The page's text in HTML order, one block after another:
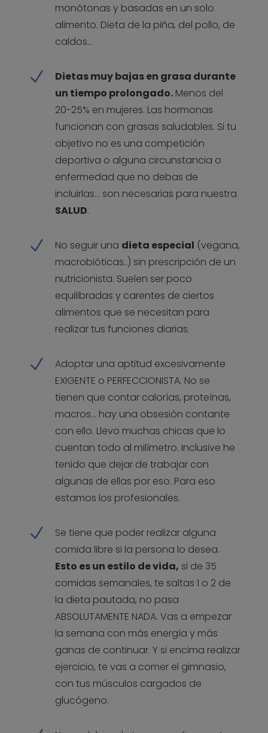
monótonas y basadas en un solo
alimento. Dieta de la piña, del pollo, de
caldos…
N
Dietas muy bajas en grasa durante
un tiempo prolongado.Menos del
20-25% en mujeres. Las hormonas
funcionan con grasas saludables. Si tu
objetivo no es una competición
deportiva o alguna circunstancia o
enfermedad que no debas de
incluirlas… son necesarias para nuestra
SALUD.
N No seguir una dieta especial (vegana,
macrobióticas..) sin prescripción de un
nutricionista. Suelen ser poco
equilibradas y carentes de ciertos
alimentos que se necesitan para
realizar tus funciones diarias.
N
Adoptar una aptitud excesivamente
EXIGENTE o PERFECCIONISTA. No se
tienen que contar calorías, proteínas,
macros… hay una obsesión contante
con ello. Llevo muchas chicas que lo
cuentan todo al milímetro. Inclusive he
tenido que dejar de trabajar con
algunas de ellas por eso. Para eso
estamos los profesionales.
N
Se tiene que poder realizar alguna
comida libre si la persona lo desea.
Esto es un estilo de vida, si de 35
comidas semanales, te saltas 1 o 2 de
la dieta pautada, no pasa
ABSOLUTAMENTE NADA. Vas a empezar
la semana con más energía y más
ganas de continuar. Y si encima realizar
ejercicio, te vas a comer el gimnasio,
con tus músculos cargados de
glucógeno.